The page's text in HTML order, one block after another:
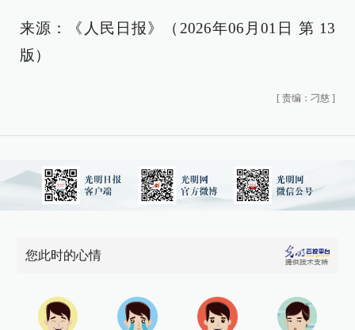
来源：《人民日报》（2026年06月01日 第 13
版）
[ 责编：刁慈 ]
您此时的心情